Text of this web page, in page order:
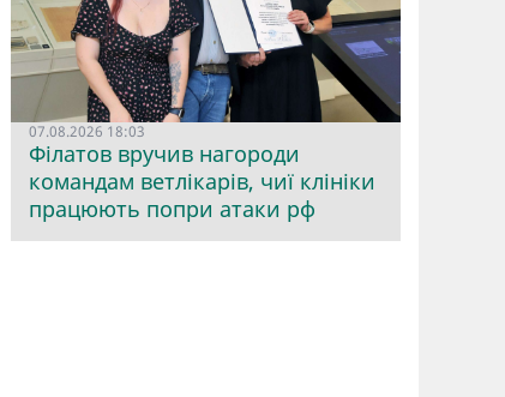
07.08.2026 18:03
Філатов вручив нагороди
командам ветлікарів, чиї клініки
працюють попри атаки рф